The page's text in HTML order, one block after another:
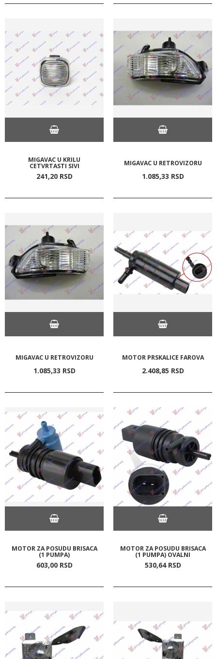
MIGAVAC U KRILU
CETVRTASTI SIVI
241,20 RSD
MIGAVAC U RETROVIZORU
1.085,33 RSD
MIGAVAC U RETROVIZORU
1.085,33 RSD
MOTOR PRSKALICE FAROVA
2.408,85 RSD
MOTOR ZA POSUDU BRISACA
(1 PUMPA)
603,00 RSD
MOTOR ZA POSUDU BRISACA
(1 PUMPA) OVALNI
530,64 RSD